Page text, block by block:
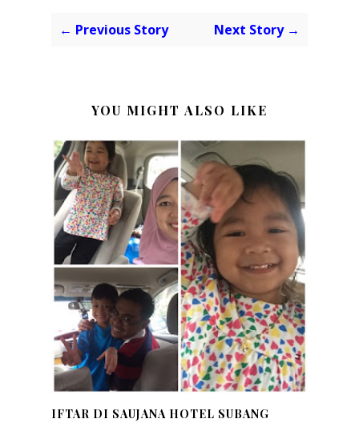
← Previous Story Next Story →
YOU MIGHT ALSO LIKE
IFTAR DI SAUJANA HOTEL SUBANG